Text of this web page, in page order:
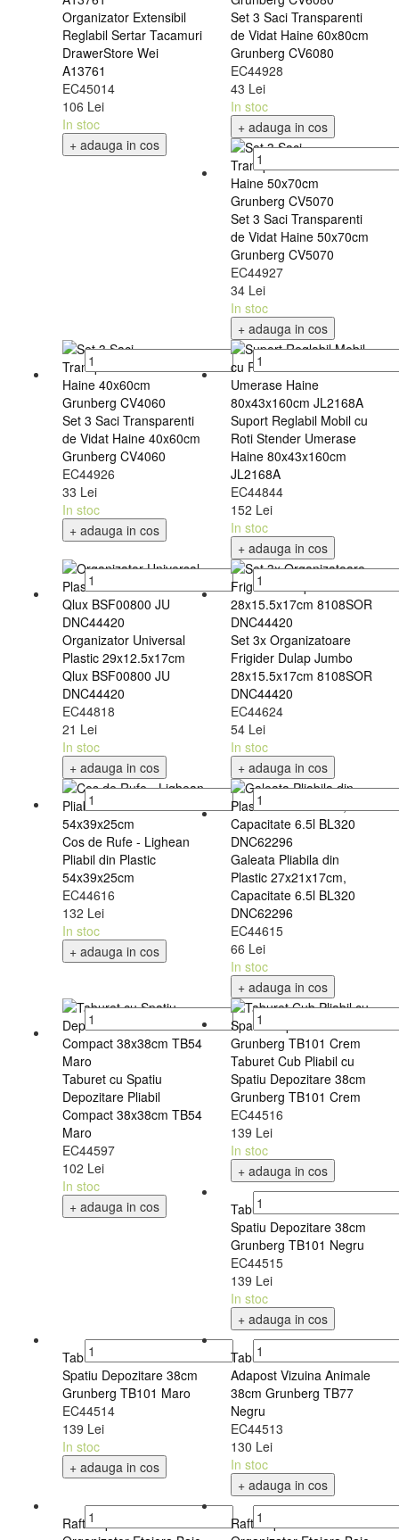
Organizator Extensibil
Reglabil Sertar Tacamuri
DrawerStore Wei
A13761
EC45014
106 Lei
In stoc
+ adauga in cos
Set 3 Saci Transparenti
de Vidat Haine 60x80cm
Grunberg CV6080
EC44928
43 Lei
In stoc
+ adauga in cos
Set 3 Saci Transparenti
de Vidat Haine 50x70cm
Grunberg CV5070
EC44927
34 Lei
In stoc
+ adauga in cos
Set 3 Saci Transparenti
de Vidat Haine 40x60cm
Grunberg CV4060
EC44926
33 Lei
In stoc
+ adauga in cos
Suport Reglabil Mobil cu
Roti Stender Umerase
Haine 80x43x160cm
JL2168A
EC44844
152 Lei
In stoc
+ adauga in cos
Organizator Universal
Plastic 29x12.5x17cm
Qlux BSF00800 JU
DNC44420
EC44818
21 Lei
In stoc
+ adauga in cos
Set 3x Organizatoare
Frigider Dulap Jumbo
28x15.5x17cm 8108SOR
DNC44420
EC44624
54 Lei
In stoc
+ adauga in cos
Cos de Rufe - Lighean
Pliabil din Plastic
54x39x25cm
EC44616
132 Lei
In stoc
+ adauga in cos
Galeata Pliabila din
Plastic 27x21x17cm,
Capacitate 6.5l BL320
DNC62296
EC44615
66 Lei
In stoc
+ adauga in cos
Taburet cu Spatiu
Depozitare Pliabil
Compact 38x38cm TB54
Maro
EC44597
102 Lei
In stoc
+ adauga in cos
Taburet Cub Pliabil cu
Spatiu Depozitare 38cm
Grunberg TB101 Crem
EC44516
139 Lei
In stoc
+ adauga in cos
Taburet Cub Pliabil cu
Spatiu Depozitare 38cm
Grunberg TB101 Negru
EC44515
139 Lei
In stoc
+ adauga in cos
Taburet Cub Pliabil cu
Spatiu Depozitare 38cm
Grunberg TB101 Maro
EC44514
139 Lei
In stoc
+ adauga in cos
Taburet Cub Pliabil cu
Adapost Vizuina Animale
38cm Grunberg TB77
Negru
EC44513
130 Lei
In stoc
+ adauga in cos